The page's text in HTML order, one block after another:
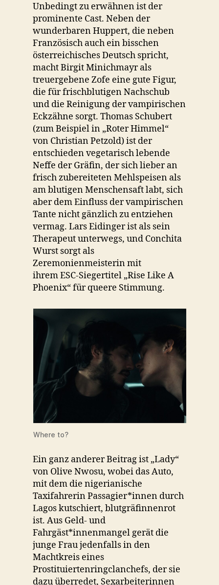
Unbedingt zu erwähnen ist der
prominente Cast. Neben der
wunderbaren Huppert, die neben
Französisch auch ein bisschen
österreichisches Deutsch spricht,
macht Birgit Minichmayr als
treuergebene Zofe eine gute Figur,
die für frischblutigen Nachschub
und die Reinigung der vampirischen
Eckzähne sorgt. Thomas Schubert
(zum Beispiel in „Roter Himmel“
von Christian Petzold) ist der
entschieden vegetarisch lebende
Neffe der Gräfin, der sich lieber an
frisch zubereiteten Mehlspeisen als
am blutigen Menschensaft labt, sich
aber dem Einfluss der vampirischen
Tante nicht gänzlich zu entziehen
vermag. Lars Eidinger ist als sein
Therapeut unterwegs, und Conchita
Wurst sorgt als
Zeremonienmeisterin mit
ihrem ESC-Siegertitel „Rise Like A
Phoenix“ für queere Stimmung.
Where to?
Ein ganz anderer Beitrag ist „Lady“
von Olive Nwosu, wobei das Auto,
mit dem die nigerianische
Taxifahrerin Passagier*innen durch
Lagos kutschiert, blutgräfinnenrot
ist. Aus Geld- und
Fahrgäst*innenmangel gerät die
junge Frau jedenfalls in den
Machtkreis eines
Prostituiertenringclanchefs, der sie
dazu überredet, Sexarbeiterinnen